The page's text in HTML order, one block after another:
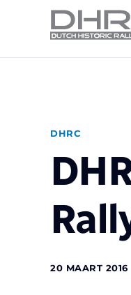
DHRC
20 MAART 2016